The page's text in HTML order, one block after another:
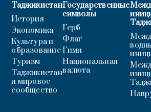
Таджикистан
История
Экономика
Культура и
образование
Туризм
Таджикистан
и мировое
сообщество
Государственные
символы
Герб
Флаг
Гимн
Национальная
валюта